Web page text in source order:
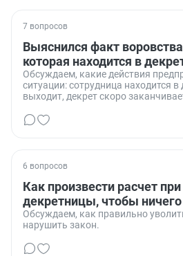
7 вопросов
Выяснился факт
которая находится в
Обсуждаем, какие действия
ситуации: сотрудница находится в
выходит, декрет скоро
6 вопросов
Как произвести расчет
декретницы, чтобы
Обсуждаем, как правильно
нарушить закон.